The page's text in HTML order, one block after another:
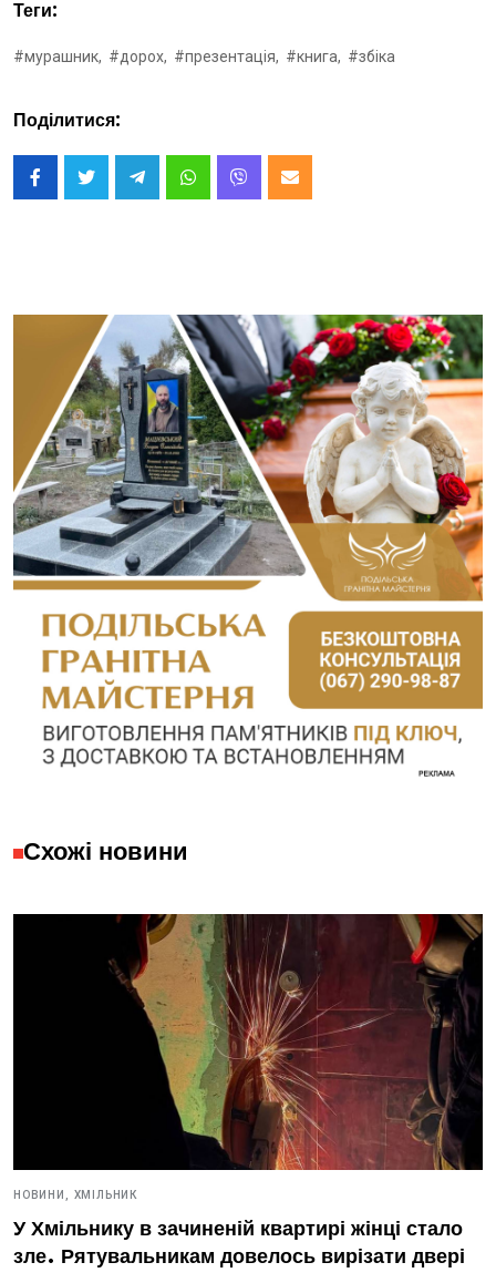
Теги:
#мурашник, #дорох, #презентація, #книга, #збіка
Поділитися:
Схожі новини
НОВИНИ, ХМІЛЬНИК
У Хмільнику в зачиненій квартирі жінці стало
зле. Рятувальникам довелось вирізати двері